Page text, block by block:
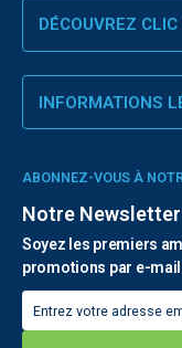
DÉCOUVREZ
INFORMATIONS
ABONNEZ-VOUS À
Notre Newsletter
Soyez les premiers
promotions par e-